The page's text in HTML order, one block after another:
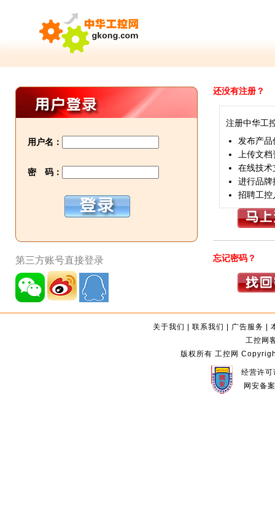
用户名：
密 码：
第三方账号直接登录
还没有注册？
注册中华工
发布产品
上传文档
在线技术
进行品牌
招聘工控
忘记密码？
关于我们 |联系我们 | 广告服务 |
工控网
版权所有 工控网
经营许
网安备